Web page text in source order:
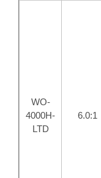
WO-
4000H-
LTD
6.0:1